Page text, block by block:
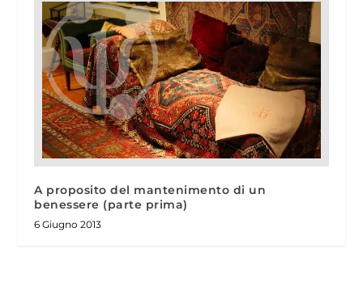
A proposito del mantenimento di un
benessere (parte prima)
6 Giugno 2013